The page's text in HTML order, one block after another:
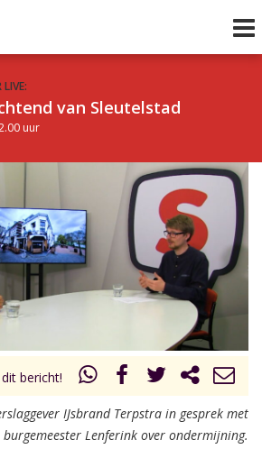
LIVE:
van Sleutelstad
uur
uur 1 van 0 Volgend uur
bericht!
IJsbrand Terpstra in gesprek met
burgemeester Lenferink over ondermijning.